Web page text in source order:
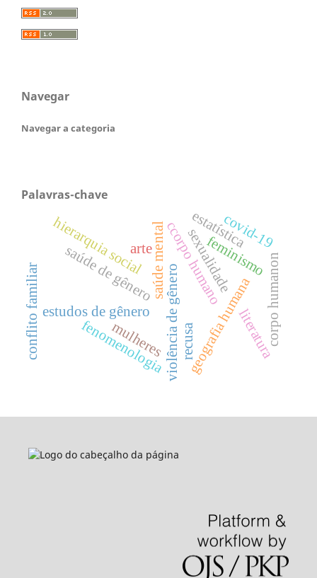
Navegar
Navegar a categoria
Palavras-chave
saúde mental
saúde de gêneroviolência de gênero
ccorpo humano
geografia humana
estudos de gênero
sexualidade
literatura
mulheres corpo humanon
hierarquia social
fenomenologia
feminismo
arte
recusa
estatística
conflito familiar
covid-19